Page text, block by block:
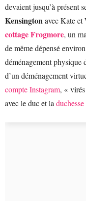
devaient jusqu’à présent
Kensingtonavec Kate
cottage Frogmore, un
de même dépensé
déménagement physique
d’un déménagement
compte Instagram, « virés
avec le duc et la